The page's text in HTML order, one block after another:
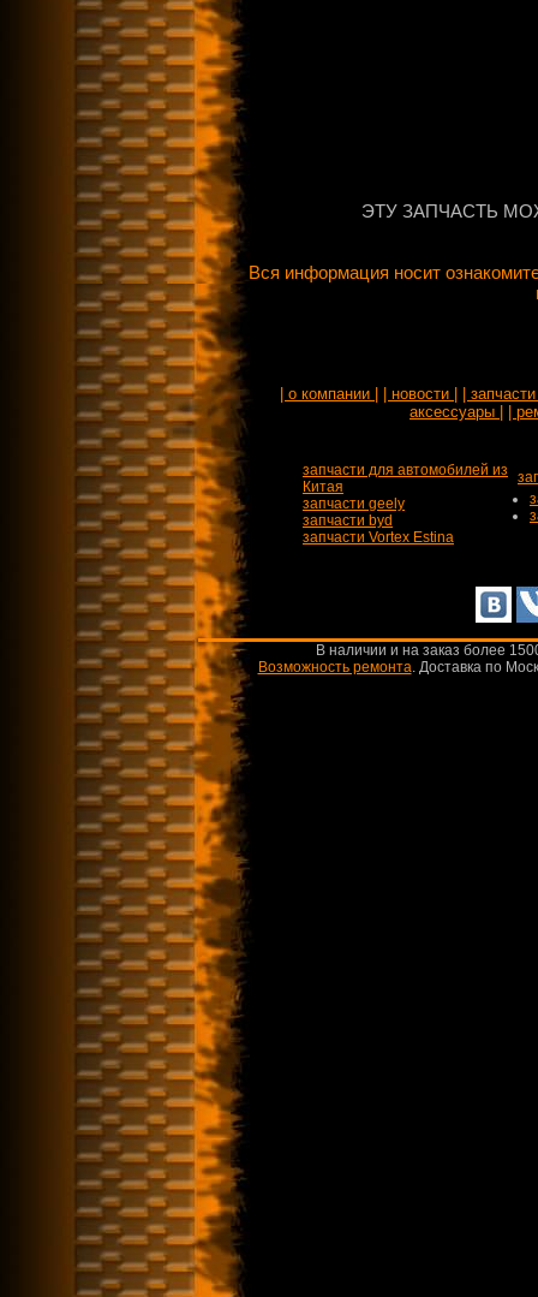
ЭТУ ЗАПЧАСТЬ
Вся информация носит
| о компании | | новости |
|
аксессуары |
|
запчасти для автомобилей из
Китая
запчасти geely
запчасти byd
запчасти Vortex Estina
В наличии и на заказ более
Возможность ремонта.Доставка по